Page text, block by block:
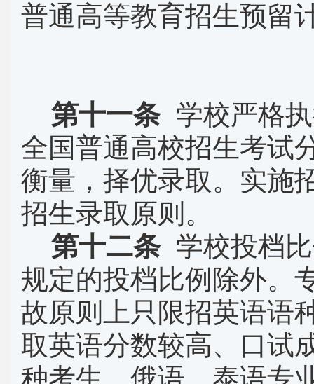
普通高等教育招生预留
第十一条 学校严格
全国普通高校招生考试
衡量，择优录取。实施
招生录取原则。
第十二条 学校投档
规定的投档比例除外。
故原则上只限招英语语
取英语分数较高、口试